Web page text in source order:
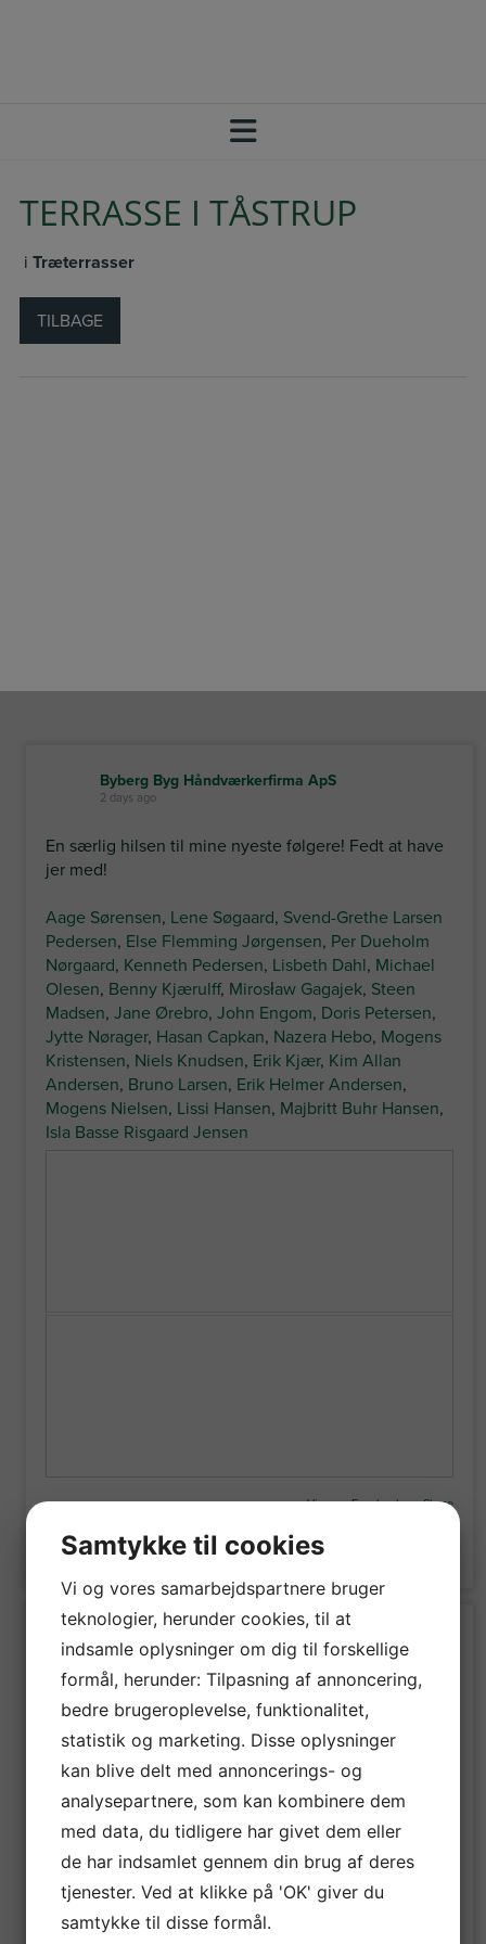
TERRASSE I TÅSTRUP
i Træterrasser
TILBAGE
Byberg Byg Håndværkerfirma ApS
2 days ago
En særlig hilsen til mine nyeste følgere! Fedt at have
jer med!
Aage Sørensen, Lene Søgaard, Svend-Grethe Larsen
Pedersen, Else Flemming Jørgensen, Per Dueholm
Nørgaard, Kenneth Pedersen, Lisbeth Dahl, Michael
Olesen, Benny Kjærulff, Mirosław Gagajek, Steen
Madsen,Jane Ørebro,John Engom, Doris Petersen,
Jytte Nørager, Hasan Capkan, Nazera Hebo, Mogens
Kristensen, Niels Knudsen, Erik Kjær, Kim Allan
Andersen, Bruno Larsen, Erik Helmer Andersen,
Mogens Nielsen, Lissi Hansen, Majbritt Buhr Hansen,
Isla Basse Risgaard Jensen
View on Facebook · Share
1 1 0
Byberg Byg Håndværkerfirma ApS
1 week ago
En særlig hilsen til mine nyeste følgere! Fedt at have
jer med!
Laurids Peter Christensen,Kim Schkliaroff,
Pedersen, Aage Fynbo Rasmussen,John Og Edith
Langholz,Ernst Vedstesen ,Jannie Breinhøj Jensen
Dorit Kirkegaard Michał Leszczynski
Gert Rasmussen,Paraoanu Nelu,Kurt Lauridsen,
Anne-Marie Frederiksen,Stig Krogsbæk,Dariusz
Kornowski,Anita Kongste,Annie Jensen
Samtykke til cookies
Vi og vores samarbejdspartnere bruger
teknologier, herunder cookies, til at
indsamle oplysninger om dig til forskellige
formål, herunder: Tilpasning af annoncering,
bedre brugeroplevelse, funktionalitet,
statistik og marketing. Disse oplysninger
kan blive delt med annoncerings- og
analysepartnere, som kan kombinere dem
med data, du tidligere har givet dem eller
de har indsamlet gennem din brug af deres
tjenester. Ved at klikke på 'OK' giver du
samtykke til disse formål.